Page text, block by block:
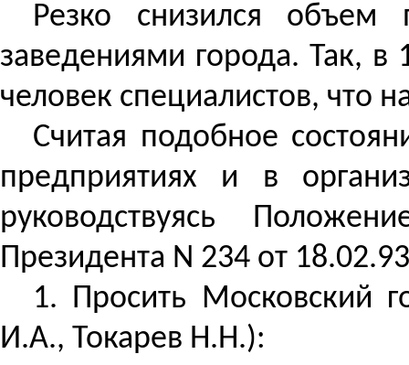
Резко снизился объем
заведениями города. Так,
человек специалистов, что
Считая подобное
предприятиях и в
руководствуясь
Президента N 234 от
1. Просить Московский
И.А., Токарев Н.Н.):